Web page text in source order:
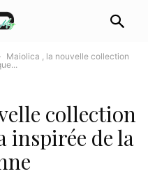
Maiolica , la nouvelle collection
collection
inspirée de la